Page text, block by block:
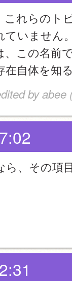
これらのト
ていません
、この名前
在自体を知
by abee
ら、その項